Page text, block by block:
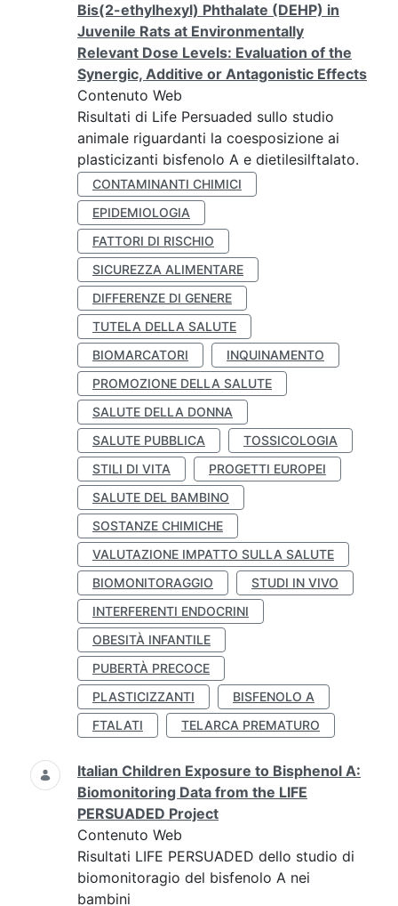
Bis(2-ethylhexyl) Phthalate (DEHP) in
Juvenile Rats at Environmentally
Relevant Dose Levels: Evaluation of the
Synergic, Additive or Antagonistic Effects
Contenuto Web
Risultati di Life Persuaded sullo studio
animale riguardanti la coesposizione ai
plasticizanti bisfenolo A e dietilesilftalato.
CONTAMINANTI CHIMICI
EPIDEMIOLOGIA
FATTORI DI RISCHIO
SICUREZZA ALIMENTARE
DIFFERENZE DI GENERE
TUTELA DELLA SALUTE
BIOMARCATORI
INQUINAMENTO
PROMOZIONE DELLA SALUTE
SALUTE DELLA DONNA
SALUTE PUBBLICA
TOSSICOLOGIA
STILI DI VITA
PROGETTI EUROPEI
SALUTE DEL BAMBINO
SOSTANZE CHIMICHE
VALUTAZIONE IMPATTO SULLA SALUTE
BIOMONITORAGGIO
STUDI IN VIVO
INTERFERENTI ENDOCRINI
OBESITÀ INFANTILE
PUBERTÀ PRECOCE
PLASTICIZZANTI
BISFENOLO A
FTALATI
TELARCA PREMATURO
Italian Children Exposure to Bisphenol A:
Biomonitoring Data from the LIFE
PERSUADED Project
Contenuto Web
Risultati LIFE PERSUADED dello studio di
biomonitoragio del bisfenolo A nei
bambini